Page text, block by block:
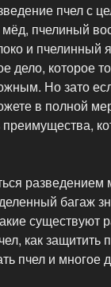
пчел с
мёд, пчелиный
и пчелинный
дело, которое
Но зато
в полной
преимущества,
багаж
существуют
как защитить
пчел и многое